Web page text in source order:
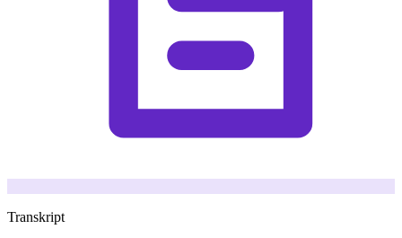
Transkript